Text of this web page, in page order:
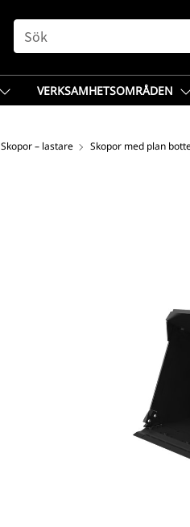
SEARCH
VERKSAMHETSOMRÅDEN
Skopor – lastare